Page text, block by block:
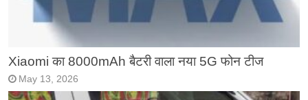
Xiaomi का 8000mAh बैटरी वाला नया 5G फोन टीज
May 13, 2026